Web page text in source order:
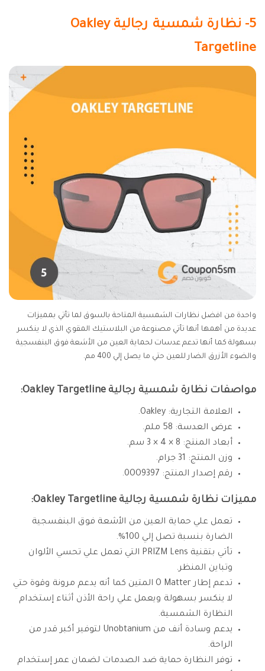
5- نظارة شمسية رجالية Oakley
Targetline
واحدة من افضل نظارات الشمسية المتاحة بالسوق لما تأتي بمميزات
عديدة من أهمها أنها تأتي مصنوعة من البلاستيك المقوي الذي لا ينكسر
بسهولة كما أنها تدعم عدسات لحماية العين من الأشعة فوق البنفسجية
والضوء الأزرق الضار للعين حتي ما يصل إلي 400 مم.
مواصفات نظارة شمسية رجالية Oakley Targetline:
العلامة التجارية: Oakley.
عرض العدسة: 58 ملم.
أبعاد المنتج: 8 × 4 × 3 سم.
وزن المنتج: 31 جرام.
رقم إصدار المنتج: 0OO9397.
مميزات نظارة شمسية رجالية Oakley Targetline:
تعمل علي حماية العين من الأشعة فوق البنفسجية
الضارة بنسبة تصل إلي 100%.
تأتي بتقنية PRIZM Lens التي تعمل علي تحسي الألوان
وتباين المنظر.
تدعم إطار O Matter المتين كما أنه يدعم مرونة وقوة حتي
لا ينكسر بسهولة ويعمل علي راحة الأذن أثناء إستخدام
النظارة الشمسية.
يدعم وسادة أنف من Unobtanium لتوفير أكبر قدر من
الراحة.
توفر النظارة حماية ضد الصدمات لضمان عمر إستخدام